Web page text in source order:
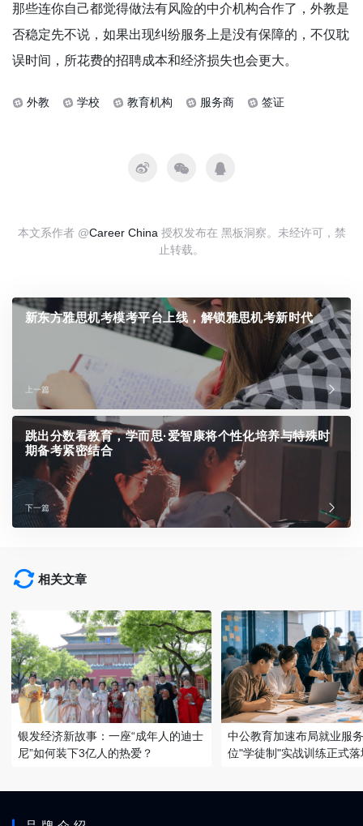
那些连你自己都觉得做法有风险的中介机构合作了，外教是
否稳定先不说，如果出现纠纷服务上是没有保障的，不仅耽
误时间，所花费的招聘成本和经济损失也会更大。
外教 学校 教育机构 服务商 签证
本文系作者 @Career China 授权发布在 黑板洞察。未经许可，禁
止转载。
新东方雅思机考模考平台上线，解锁雅思机考新时代
上一篇
跳出分数看教育，学而思·爱智康将个性化培养与特殊时
期备考紧密结合
下一篇
相关文章
银发经济新故事：一座“成年人的迪士
尼”如何装下3亿人的热爱？
中公教育加速布局就业服
位"学徒制"实战训练正式落